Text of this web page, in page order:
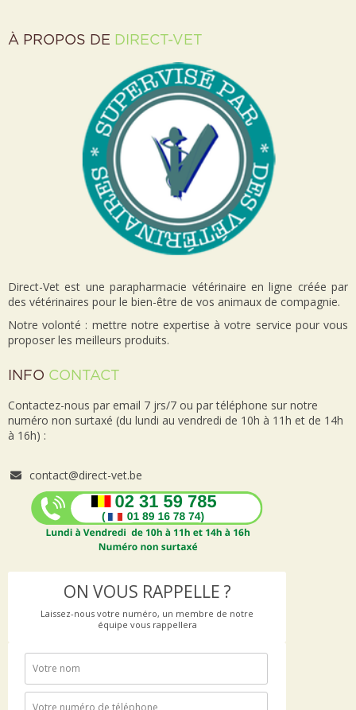
À PROPOS DE DIRECT-VET
Direct-Vet est une parapharmacie vétérinaire en ligne créée par
des vétérinaires pour le bien-être de vos animaux de compagnie.
Notre volonté : mettre notre expertise à votre service pour vous
proposer les meilleurs produits.
INFO CONTACT
Contactez-nous par email 7 jrs/7 ou par téléphone sur notre
numéro non surtaxé (du lundi au vendredi de 10h à 11h et de 14h
à 16h) :
contact@direct-vet.be
ON VOUS RAPPELLE ?
Laissez-nous votre numéro, un membre de notre
équipe vous rappellera